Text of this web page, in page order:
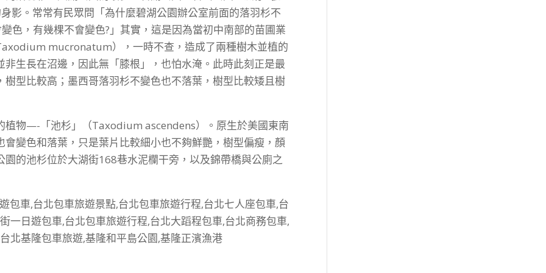
影。常常有民眾問「為什麼碧湖公園辦公室前面的落羽杉不
色，有幾棵不會變色?」其實，這是因為當初中南部的苗圃業
mucronatum），一時不查，造成了兩種樹木並植的
生長在沼邊，因此無「膝根」，也怕水淹。此時此刻正是最
型比較高；墨西哥落羽杉不變色也不落葉，樹型比較矮且樹
植物—-「池杉」（Taxodium ascendens）。原生於美國東南
變色和落葉，只是葉片比較細小也不夠鮮艷，樹型偏瘦，顏
的池杉位於大湖街168巷水泥欄干旁，以及錦帶橋與公廁之